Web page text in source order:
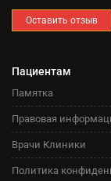
Оставить отзыв
Пациентам
Памятка
Правовая
Врачи Клиники
Политика